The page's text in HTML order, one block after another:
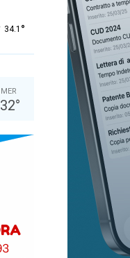
34.1 °
MER
32°